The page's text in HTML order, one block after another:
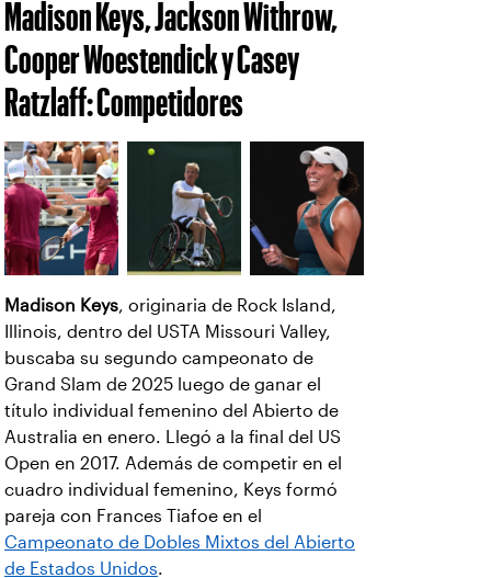
Madison Keys, Jackson Withrow,
Cooper Woestendick y Casey
Ratzlaff: Competidores
Madison Keys, originaria de Rock Island,
Illinois, dentro del USTA Missouri Valley,
buscaba su segundo campeonato de
Grand Slam de 2025 luego de ganar el
título individual femenino del Abierto de
Australia en enero. Llegó a la final del US
Open en 2017. Además de competir en el
cuadro individual femenino, Keys formó
pareja con Frances Tiafoe en el
Campeonato de Dobles Mixtos del Abierto
de Estados Unidos.